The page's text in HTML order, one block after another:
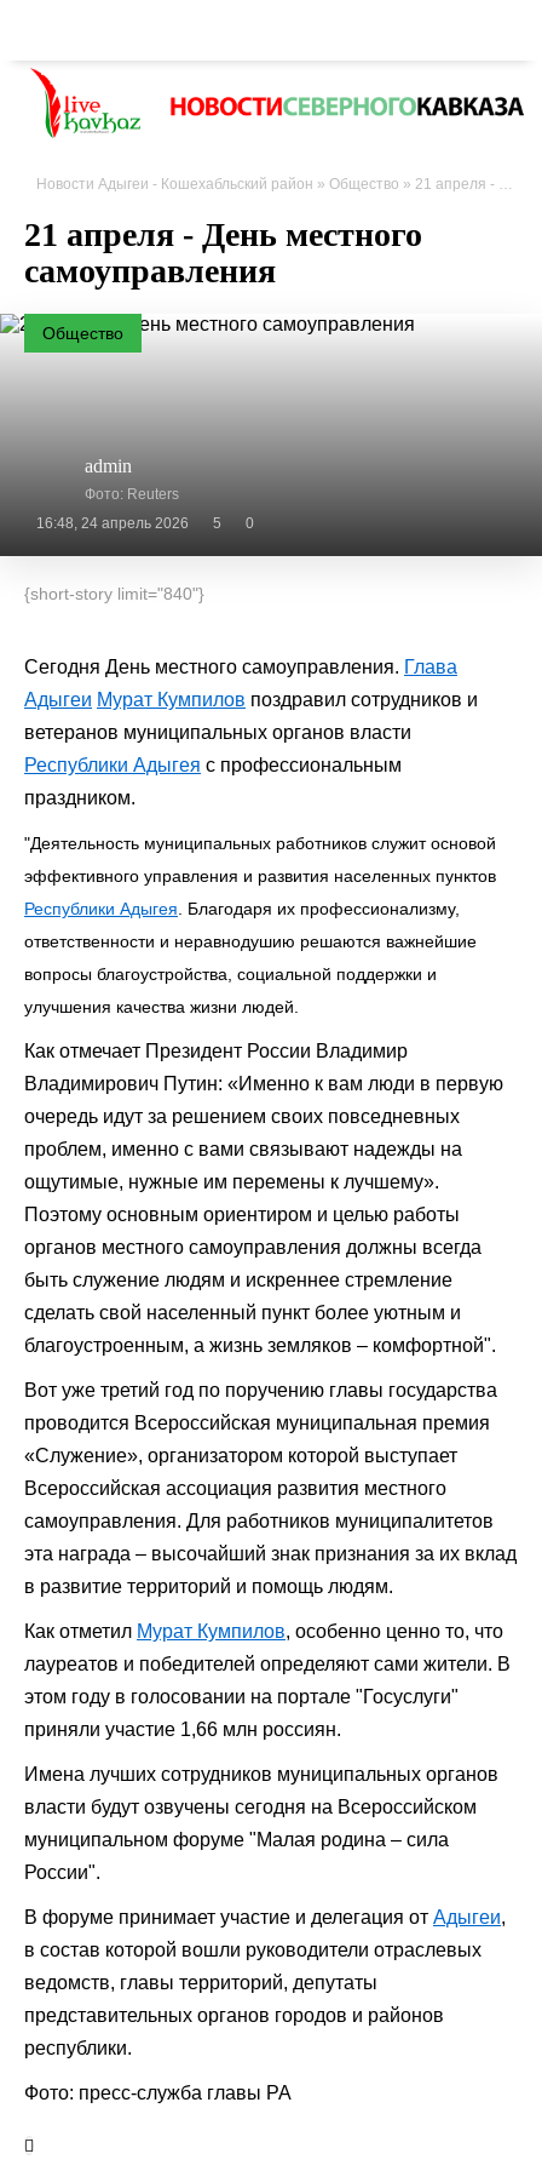
Новости Адыгеи - Кошехабльский район » Общество » 21 апреля - День местного самоуправления
21 апреля - День местного
самоуправления
Общество
admin
Фото: Reuters
16:48, 24 апрель 2026
5 0
{short-story limit="840"}
Сегодня День местного самоуправления. Глава
Адыгеи Мурат Кумпилов поздравил сотрудников и
ветеранов муниципальных органов власти
Республики Адыгея с профессиональным
праздником.
"Деятельность муниципальных работников служит основой
эффективного управления и развития населенных пунктов
Республики Адыгея. Благодаря их профессионализму,
ответственности и неравнодушию решаются важнейшие
вопросы благоустройства, социальной поддержки и
улучшения качества жизни людей.
Как отмечает Президент России Владимир
Владимирович Путин: «Именно к вам люди в первую
очередь идут за решением своих повседневных
проблем, именно с вами связывают надежды на
ощутимые, нужные им перемены к лучшему».
Поэтому основным ориентиром и целью работы
органов местного самоуправления должны всегда
быть служение людям и искреннее стремление
сделать свой населенный пункт более уютным и
благоустроенным, а жизнь земляков – комфортной".
Вот уже третий год по поручению главы государства
проводится Всероссийская муниципальная премия
«Служение», организатором которой выступает
Всероссийская ассоциация развития местного
самоуправления. Для работников муниципалитетов
эта награда – высочайший знак признания за их вклад
в развитие территорий и помощь людям.
Как отметил Мурат Кумпилов, особенно ценно то, что
лауреатов и победителей определяют сами жители. В
этом году в голосовании на портале "Госуслуги"
приняли участие 1,66 млн россиян.
Имена лучших сотрудников муниципальных органов
власти будут озвучены сегодня на Всероссийском
муниципальном форуме "Малая родина – сила
России".
В форуме принимает участие и делегация от Адыгеи,
в состав которой вошли руководители отраслевых
ведомств, главы территорий, депутаты
представительных органов городов и районов
республики.
Фото: пресс-служба главы РА